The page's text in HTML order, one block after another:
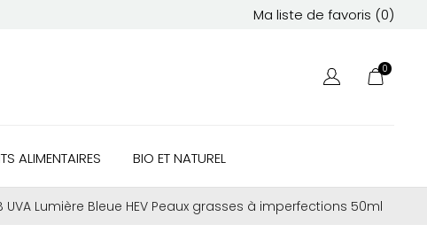
Ma liste de favoris (0)
0
ALIMENTAIRES BIO ET NATUREL
Lumière Bleue HEV Peaux grasses à imperfections 50ml